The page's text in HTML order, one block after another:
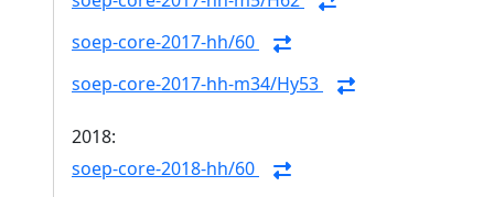
soep-core-2017-hh/60
soep-core-2017-hh-m34/Hy53
2018:
soep-core-2018-hh/60